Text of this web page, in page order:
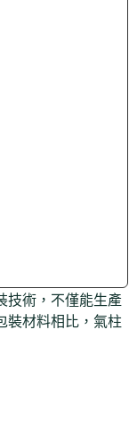
技術，不僅能生產
裝材料相比，氣柱